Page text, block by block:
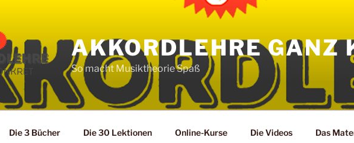
AKKORDLEHRE GANZ
So macht Musiktheorie Spaß
Die 3 Bücher Die 30 Lektionen Online-Kurse Die Videos Das